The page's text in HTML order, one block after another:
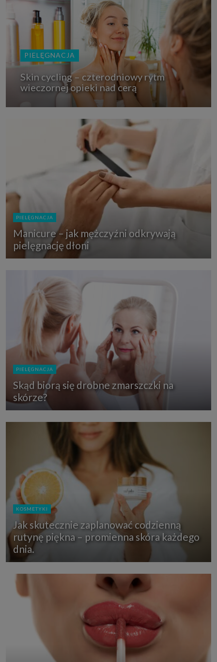
PIELĘGNACJA
Skin cycling – czterodniowy rytm
wieczornej opieki nad cerą
PIELĘGNACJA
Manicure – jak mężczyźni odkrywają
pielęgnację dłoni
PIELĘGNACJA
Skąd biorą się drobne zmarszczki na
skórze?
KOSMETYKI
Jak skutecznie zaplanować codzienną
rutynę piękna – promienna skóra każdego
dnia.